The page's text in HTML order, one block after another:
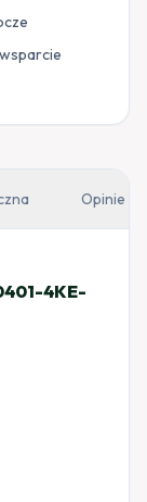
Opinie
4KE-